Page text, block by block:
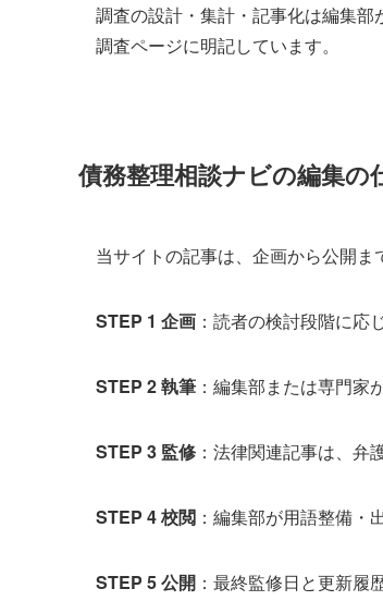
調査の設計・集計・記事化は編集
調査ページに明記しています。
債務整理相談ナビの編集の
当サイトの記事は、企画から公開ま
STEP 1 企画 ：読者の検討段階に応
STEP 2 執筆 ：編集部または専門家
STEP 3 監修 ：法律関連記事は、弁
STEP 4 校閲 ：編集部が用語整備・
STEP 5 公開 ：最終監修日と更新履